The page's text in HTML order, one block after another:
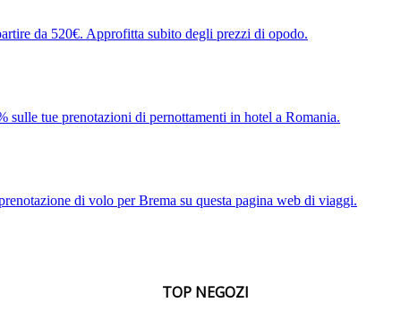
da 520€. Approfitta subito degli prezzi di opodo.
sulle tue prenotazioni di pernottamenti in hotel a Romania.
di volo per Brema su questa pagina web di viaggi.
TOP NEGOZI